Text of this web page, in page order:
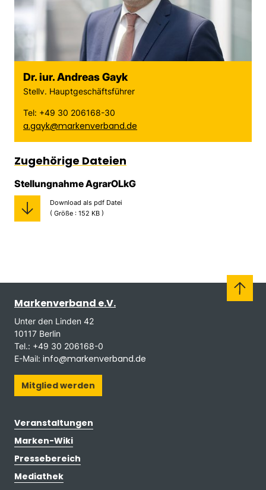
Dr. iur. Andreas Gayk
Stellv. Hauptgeschäftsführer
Tel: +49 30 206168-30
a.gayk@markenverband.de
Zugehörige Dateien
Stellungnahme AgrarOLkG
Download als pdf Datei
( Größe : 152 KB )
Markenverband e.V.
Unter den Linden 42
10117 Berlin
Tel.: +49 30 206168-0
E-Mail: info@markenverband.de
Mitglied werden
Veranstaltungen
Marken-Wiki
Pressebereich
Mediathek